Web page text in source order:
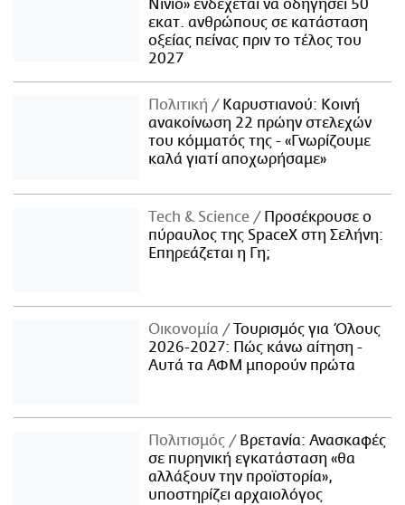
Νίνιο» ενδέχεται να οδηγήσει 50
εκατ. ανθρώπους σε κατάσταση
οξείας πείνας πριν το τέλος του
2027
Πολιτική
Καρυστιανού: Κοινή
ανακοίνωση 22 πρώην στελεχών
του κόμματός της - «Γνωρίζουμε
καλά γιατί αποχωρήσαμε»
Τech & Science
Προσέκρουσε ο
πύραυλος της SpaceX στη Σελήνη:
Επηρεάζεται η Γη;
Οικονομία
Τουρισμός για Όλους
2026-2027: Πώς κάνω αίτηση -
Αυτά τα ΑΦΜ μπορούν πρώτα
Πολιτισμός
Βρετανία: Ανασκαφές
σε πυρηνική εγκατάσταση «θα
αλλάξουν την προϊστορία»,
υποστηρίζει αρχαιολόγος